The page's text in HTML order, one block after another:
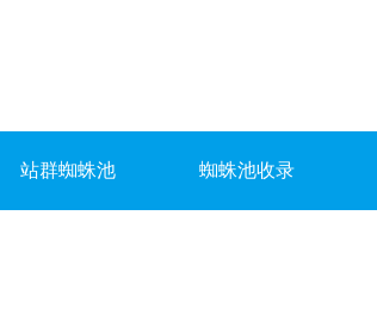
站群蜘蛛池 蜘蛛池收录